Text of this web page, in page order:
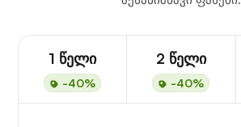
1 წელი
-40%
2 წელი
-40%